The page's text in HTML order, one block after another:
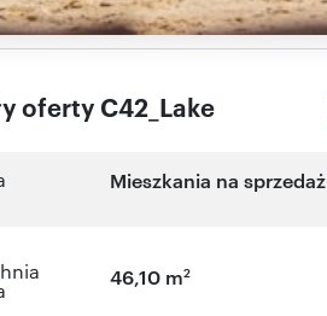
oferty C42_Lake
Mieszkania na sprzedaż
46,10 m2